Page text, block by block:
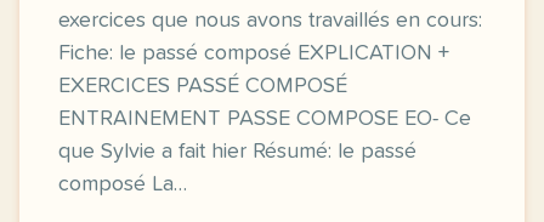
exercices que nous avons travaillés en cours:
Fiche: le passé composé EXPLICATION +
EXERCICES PASSÉ COMPOSÉ
ENTRAINEMENT PASSE COMPOSE EO- Ce
que Sylvie a fait hier Résumé: le passé
composé La…